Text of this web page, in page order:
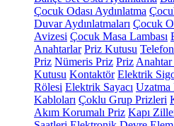
Çocuk Odası Aydınlatma
Duvar Aydınlatmaları Çocuk
Avizesi Çocuk Masa Lambası
Anahtarlar Priz Kutusu
Priz Nümeris Priz Priz
Kutusu Kontaktör Elektrik
Rölesi Elektrik Sayacı Uzatma
Kabloları Çoklu Grup Prizleri
Akım Korumalı Priz Kapı